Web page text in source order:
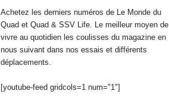
Achetez les derniers numéros de Le Monde du
Quad et Quad & SSV Life. Le meilleur moyen de
vivre au quotidien les coulisses du magazine en
nous suivant dans nos essais et différents
déplacements.
[youtube-feed gridcols=1 num="1"]